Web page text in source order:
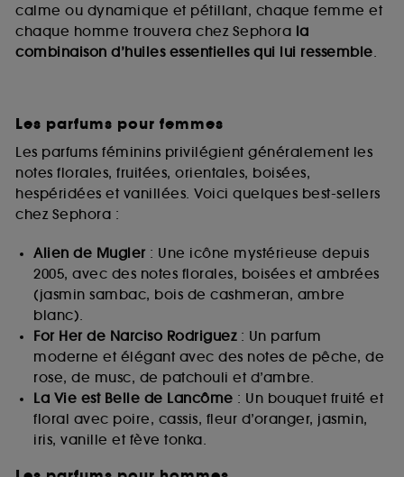
calme ou dynamique et pétillant, chaque femme et
chaque homme trouvera chez Sephora la
combinaison d’huiles essentielles qui lui ressemble.
Les parfums pour femmes
Les parfums féminins privilégient généralement les
notes florales, fruitées, orientales, boisées,
hespéridées et vanillées. Voici quelques best-sellers
chez Sephora :
Alien de Mugler: Une icône mystérieuse depuis
2005, avec des notes florales, boisées et ambrées
(jasmin sambac, bois de cashmeran, ambre
blanc).
For Her de Narciso Rodriguez: Un parfum
moderne et élégant avec des notes de pêche, de
rose, de musc, de patchouli et d’ambre.
La Vie est Belle de Lancôme : Un bouquet fruité et
floral avec poire, cassis, fleur d’oranger, jasmin,
iris, vanille et fève tonka.